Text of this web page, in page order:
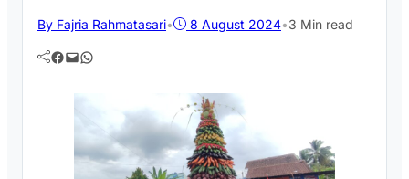
By Fajria Rahmatasari• 8 August 2024•3 Min read
Facebook Mail WhatsApp